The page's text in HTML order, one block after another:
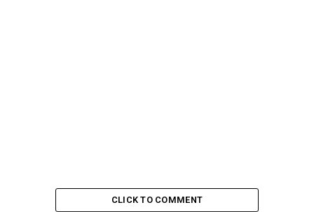
CLICK TO COMMENT